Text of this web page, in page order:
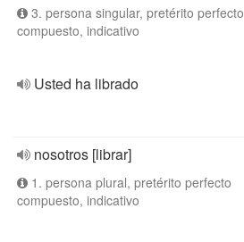
3. persona singular, pretérito perfecto
compuesto, indicativo
Usted ha librado
nosotros [librar]
1. persona plural, pretérito perfecto
compuesto, indicativo